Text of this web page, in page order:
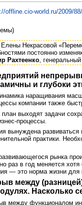
offline.cio-world.ru/2009/
Некрасовой
постоянно
Рахтеенко ,
и глубоки
наращивания
компании также
план выходят задачи
процессы.
вынуждена
практики.
рынка
раз в год меняется
— это норма жизни для
между
Насколько
между функционалом